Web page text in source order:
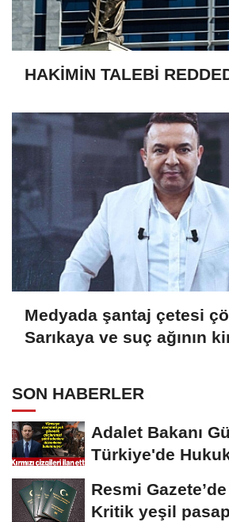
HAKİMİN TALEBİ
Medyada şantaj çetesi
Sarıkaya ve suç ağının
SON HABERLER
Adalet Bakanı
Türkiye'de
Resmi
Kritik yeşil